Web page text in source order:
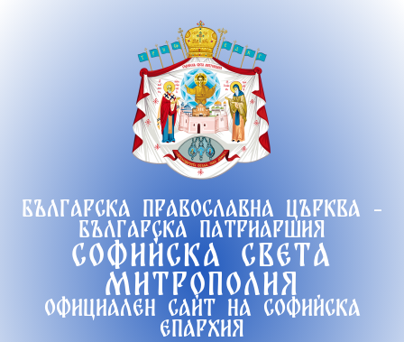
Българска православна църква -
Българска патриаршия
Софийска света
митрополия
Официален сайт на софийска
епархия